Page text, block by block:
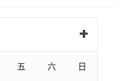
五 六 日